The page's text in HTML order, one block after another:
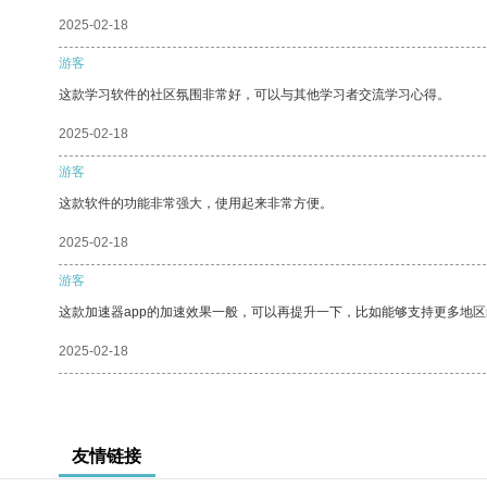
2025-02-18
游客
这款学习软件的社区氛围非常好，可以与其他学习者交流学习心得。
2025-02-18
游客
这款软件的功能非常强大，使用起来非常方便。
2025-02-18
游客
这款加速器app的加速效果一般，可以再提升一下，比如能够支持更多地区
2025-02-18
友情链接